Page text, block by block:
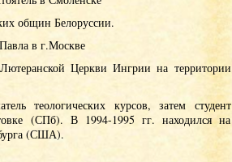
общин Белоруссии.
в г.Москве
Церкви Ингрии на территории
теологических курсов, затем студент
(СПб). В 1994-1995 гг. находился на
(США).